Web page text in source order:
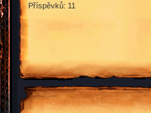
Příspěvků: 11